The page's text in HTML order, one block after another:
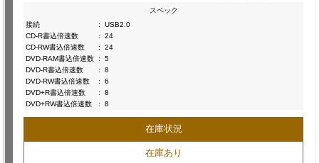
スペック
接続
:
USB2.0
CD-R書込倍速数
:
24
CD-RW書込倍速数
:
24
DVD-RAM書込倍速数 :
5
DVD-R書込倍速数
:
8
DVD-RW書込倍速数
:
6
DVD+R書込倍速数
:
8
DVD+RW書込倍速数
: 8
在庫状況
在庫あり